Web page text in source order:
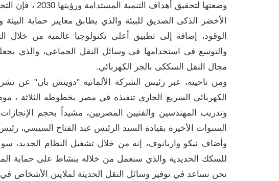
وضعتها لتحقيق
الأخضر الذكى الصديق للبيئة والذي يطابق معايير حماية
الوقود، إضافة إلى تطبيق أعلى تكنولوجيا عالمية من خلال
والتوسع فى استخدامها فى وسائل النقل الجماعي، والذي
مجال النقل السككى بالجر الكهربائي.
ومن ناحيته، عبر رئيس الشركة الألمانية "دويتش بان" عن
الكهربائي السريع الجارى تنفيذه في مصر بخطوطه الثلاثة ،
وتدريب المهندسين والفنيين المصريين، مشيداً بحجم
السنوات الأخيرة بقيادة السيد الرئيس عبد الفتاح السيسي،
وأضاف نيكو واربانوف، إنه من خلال تشغيل النظام
للسكك الحديدية والذي سنعمل من خلاله بنشاط على حماية
نحن نساعد في توفير وسائل النقل الحديثة لملايين الأشخاص